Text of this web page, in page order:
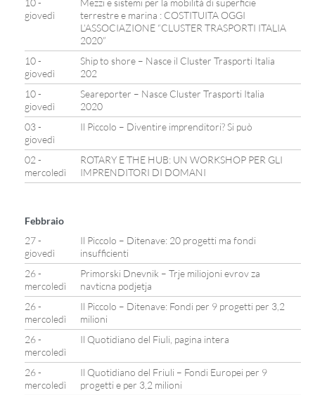
10 -
giovedì
Mezzi e sistemi per la mobilità di superficie
terrestre e marina : COSTITUITA OGGI
L’ASSOCIAZIONE “CLUSTER TRASPORTI ITALIA
2020”
10 -
giovedì
Ship to shore – Nasce il Cluster Trasporti Italia
202
10 -
giovedì
Seareporter – Nasce Cluster Trasporti Italia
2020
03 -
giovedì
Il Piccolo – Diventire imprenditori? Si può
02 -
mercoledì
ROTARY E THE HUB: UN WORKSHOP PER GLI
IMPRENDITORI DI DOMANI
Febbraio
27 -
giovedì
Il Piccolo – Ditenave: 20 progetti ma fondi
insufficienti
26 -
mercoledì
Primorski Dnevnik – Trje miliojoni evrov za
navticna podjetja
26 -
mercoledì
Il Piccolo – Ditenave: Fondi per 9 progetti per 3,2
milioni
26 -
mercoledì
Il Quotidiano del Fiuli, pagina intera
26 -
mercoledì
Il Quotidiano del Friuli – Fondi Europei per 9
progetti e per 3,2 milioni